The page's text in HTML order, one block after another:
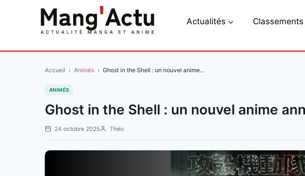
Actualités
Accueil › Animés › Ghost in the Shell : un nouvel anime…
ANIMÉS
Ghost in the Shell : un nouvel anime
24 octobre 2025 Théo